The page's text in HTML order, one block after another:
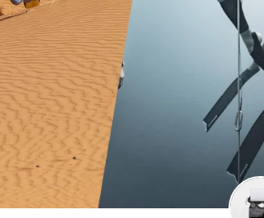
En 2011, il contacte au hasard un club de
Montreuil (Seine-Saint-Denis). Après une
lui propose de faire de la compétition.
pour 100 kg. Un an plus tard, il rejoint la
Puis tout s’enchaîne jusqu’à son premier
2013 en Russie, doublé d’un record du
préparateur physique, sera décisive. A 36
et affiche un palmarès impressionnant : 5